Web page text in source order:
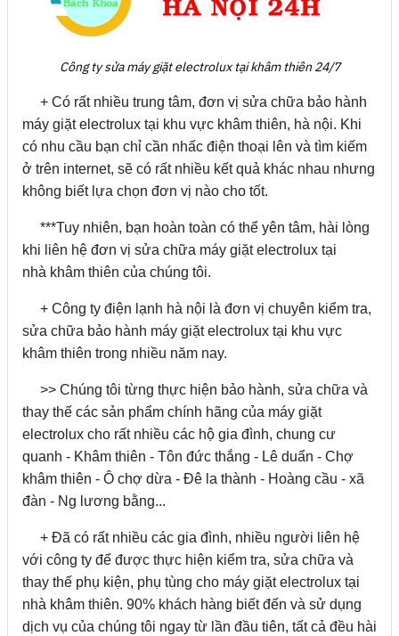
Công ty sửa máy giặtelectrolux tại khâm thiên 24/7
+ Có rất nhiều trung tâm, đơn vị sửa chữa bảo hành
máy giặt electrolux tại khu vực khâm thiên, hà nội. Khi
có nhu cầu bạn chỉ cần nhấc điện thoại lên và tìm kiếm
ở trên internet, sẽ có rất nhiều kết quả khác nhau nhưng
không biết lựa chọn đơn vị nào cho tốt.
***Tuy nhiên, bạn hoàn toàn có thể yên tâm, hài lòng
khi liên hệ đơn vị sửa chữa máy giặt electrolux tại
nhà khâm thiên của chúng tôi.
+ Công ty điện lạnh hà nội là đơn vị chuyên kiểm tra,
sửa chữa bảo hành máy giặt electrolux tại khu vực
khâm thiên trong nhiều năm nay.
>> Chúng tôi từng thực hiện bảo hành, sửa chữa và
thay thế các sản phẩm chính hãng của máy giặt
electrolux cho rất nhiều các hộ gia đình, chung cư
quanh - Khâm thiên - Tôn đức thắng - Lê duẩn - Chợ
khâm thiên - Ô chợ dừa - Đê la thành - Hoàng cầu - xã
đàn - Ng lương bằng...
+ Đã có rất nhiều các gia đình, nhiều người liên hệ
với công ty để được thực hiện kiểm tra, sửa chữa và
thay thế phụ kiện, phụ tùng cho máy giặt electrolux tại
nhà khâm thiên. 90% khách hàng biết đến và sử dụng
dịch vụ của chúng tôi ngay từ lần đầu tiên, tất cả đều hài